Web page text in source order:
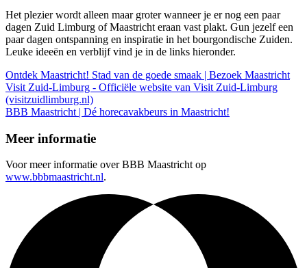
Het plezier wordt alleen maar groter wanneer je er nog een paar
dagen Zuid Limburg of Maastricht eraan vast plakt. Gun jezelf een
paar dagen ontspanning en inspiratie in het bourgondische Zuiden.
Leuke ideeën en verblijf vind je in de links hieronder.
Ontdek Maastricht! Stad van de goede smaak | Bezoek Maastricht
Visit Zuid-Limburg - Officiële website van Visit Zuid-Limburg
(visitzuidlimburg.nl)
BBB Maastricht | Dé horecavakbeurs in Maastricht!
Meer informatie
Voor meer informatie over BBB Maastricht op
www.bbbmaastricht.nl.